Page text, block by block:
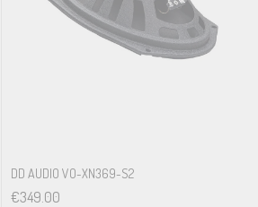
DD AUDIO VO-XN369-S2
€349.00